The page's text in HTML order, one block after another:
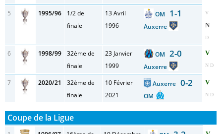
5 1995/96
1/2 de
finale
13 Avril
1996
OM 1-1
Auxerre
V
N
D
6 1998/99
32ème de
finale
23 Janvier
1999
OM 2-0
Auxerre
V
N D
7 2020/21
32ème de
finale
10 Février
2021
Auxerre0-2
OM
V
N D
Coupe de la Ligue